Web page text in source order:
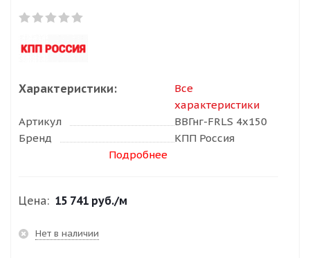
Характеристики:
Все
характеристики
Артикул
ВВГнг-FRLS 4х150
Бренд
КПП Россия
Подробнее
Цена: 15 741 руб./м
Нет в наличии